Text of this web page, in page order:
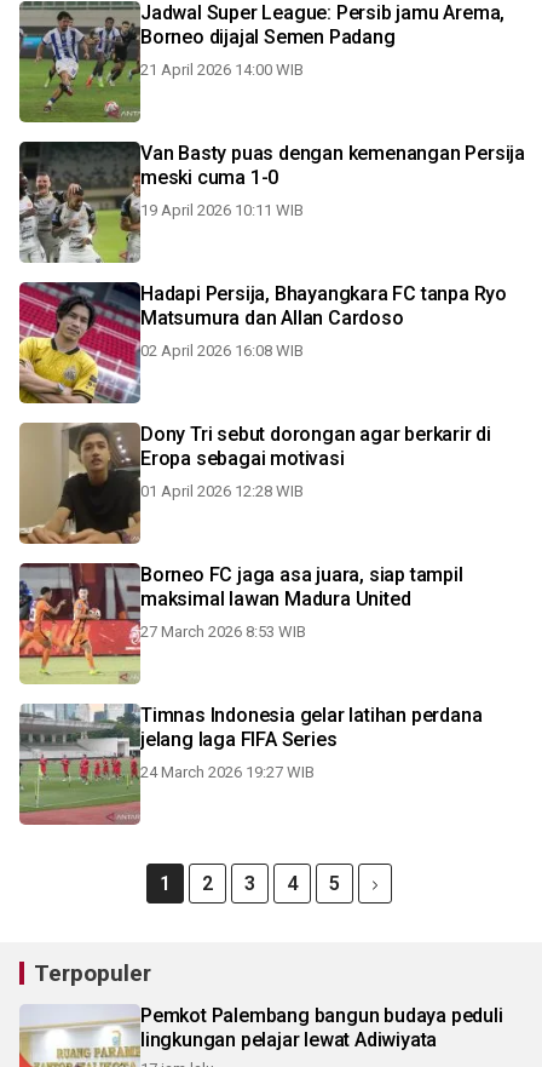
Jadwal Super League: Persib jamu Arema,
Borneo dijajal Semen Padang
21 April 2026 14:00 WIB
Van Basty puas dengan kemenangan Persija
meski cuma 1-0
19 April 2026 10:11 WIB
Hadapi Persija, Bhayangkara FC tanpa Ryo
Matsumura dan Allan Cardoso
02 April 2026 16:08 WIB
Dony Tri sebut dorongan agar berkarir di
Eropa sebagai motivasi
01 April 2026 12:28 WIB
Borneo FC jaga asa juara, siap tampil
maksimal lawan Madura United
27 March 2026 8:53 WIB
Timnas Indonesia gelar latihan perdana
jelang laga FIFA Series
24 March 2026 19:27 WIB
1 2 3 4 5
Terpopuler
Pemkot Palembang bangun budaya peduli
lingkungan pelajar lewat Adiwiyata